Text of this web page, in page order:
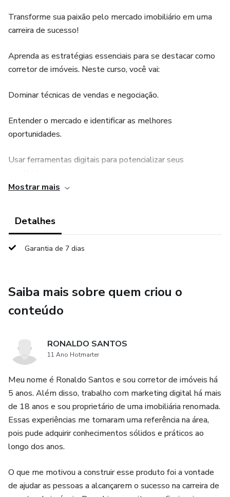
Transforme sua paixão pelo mercado imobiliário em uma
carreira de sucesso!
Aprenda as estratégias essenciais para se destacar como
corretor de imóveis. Neste curso, você vai:
Dominar técnicas de vendas e negociação.
Entender o mercado e identificar as melhores
oportunidades.
Usar ferramentas digitais para potencializar seus
Seja você um iniciante ou um corretor experiente, este
curso é o caminho para alcançar novos patamares no
mercado imobiliário.
Mostrar mais
Detalhes
Garantia de 7 dias
Saiba mais sobre quem criou o
conteúdo
RONALDO SANTOS
11 Ano Hotmarter
Meu nome é Ronaldo Santos e sou corretor de imóveis há
5 anos. Além disso, trabalho com marketing digital há mais
de 18 anos e sou proprietário de uma imobiliária renomada.
Essas experiências me tornaram uma referência na área,
pois pude adquirir conhecimentos sólidos e práticos ao
longo dos anos.
O que me motivou a construir esse produto foi a vontade
de ajudar as pessoas a alcançarem o sucesso na carreira de